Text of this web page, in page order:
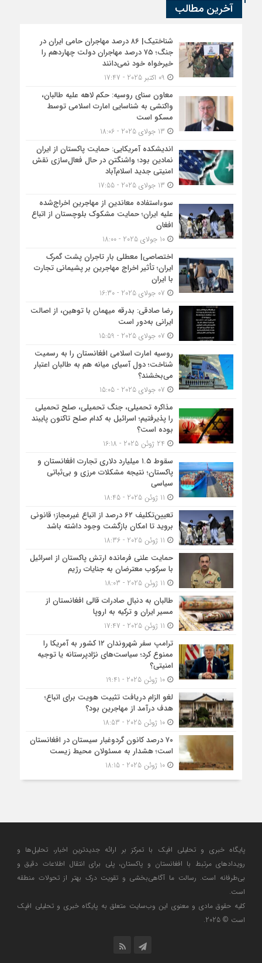
آخرین مطالب
شناختیک| ۸۶ درصد مهاجران حامی ایران در
جنگ؛ ۷۵ درصد مهاجران دولت چهاردهم را
خیرخواه خود نمی‌دانند
معاون سنای روسیه: حکم لاهه علیه طالبان،
واکنشی به شناسایی امارت اسلامی توسط
مسکو است
اندیشکده آمریکایی: حمایت پاکستان از ایران
نمادین بود؛ واشنگتن در حال فعال‌سازی نقش
امنیتی جدید اسلام‌آباد
سوءاستفاده معاندین از مهاجرین اخراج‌شده
علیه ایران؛ حمایت مشکوک بلوچستان از اتباع
افغان
10 جولای 2025 - 18:00
اختصاصی| معطلی بار تاجران پشت گمرک
ایران؛ تأثیر اخراج مهاجرین بر پشیمانی تجارت
با ایران
رضا صادقی: بدرقه میهمان با توهین، از اصالت
ایرانی به‌دور است
روسیه امارت اسلامی افغانستان را به رسمیت
شناخت؛ دول آسیای میانه هم به طالبان اعتبار
می‎‌بخشند؟
مذاکره تحمیلی، جنگ تحمیلی، صلح تحمیلی
را پذیرفتیم؛ اسرائیل به کدام صلح تاکنون پایبند
بوده است؟
سقوط ۱.۵ میلیارد دلاری تجارت افغانستان و
پاکستان؛ نتیجه مشکلات مرزی و بی‌ثباتی
سیاسی
تعیین‌تکلیف ۶۲ درصد از اتباع غیرمجاز؛ قانونی
بروید تا امکان بازگشت وجود داشته باشد
حمایت علنی فرمانده ارتش پاکستان از اسرائیل
با سرکوب معترضان به جنایات رژیم
طالبان به دنبال صادرات قالی افغانستان از
مسیر ایران و ترکیه به اروپا
ترامپ سفر شهروندان ۱۲ کشور به آمریکا را
ممنوع کرد؛ سیاست‌های نژادپرستانه یا توجیه
امنیتی؟
10 ژوئن 2025 - 19:41
لغو الزام دریافت تثبیت هویت برای اتباع؛
هدف درآمد از مهاجرین بود؟
10 ژوئن 2025 - 18:53
۷۰ درصد کانون گردوغبار سیستان در افغانستان
است؛ هشدار به مسئولان محیط زیست
10 ژوئن 2025 - 18:15
پایگاه خبری و تحلیلی افپک با تمرکز بر ارائه جدیدترین اخبار، تحلیل‌ها و
رویدادهای مرتبط با افغانستان و پاکستان، پلی برای انتقال اطلاعات دقیق و
بی‌طرفانه است. رسالت ما آگاهی‌بخشی و تقویت درک بهتر از تحولات منطقه
است.
کلیه حقوق مادی و معنوی این وب‌سایت متعلق به پایگاه خبری و تحلیلی افپک
است © 2025.